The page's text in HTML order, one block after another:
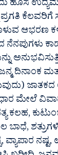
ಹೊಸ
ಕೆಲವರಿಗೆ
ಆಭರಣ
ನೆನಪುಗಳು
ದಿನಾಂಕ
ಮೇಲೆ
ಕಲಹ,
ಬಾಧೆ,
ವ್ಯಾಪಾರ